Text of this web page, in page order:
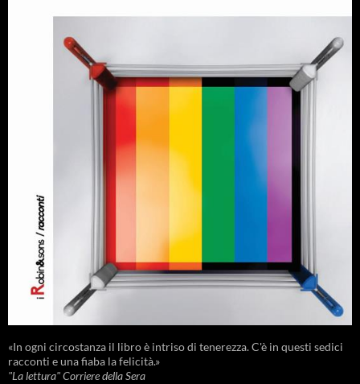
«In ogni circostanza il libro è intriso di tenerezza. C'è in questi sedici
racconti e una fiaba la felicità.»
"La lettura" Corriere della Sera